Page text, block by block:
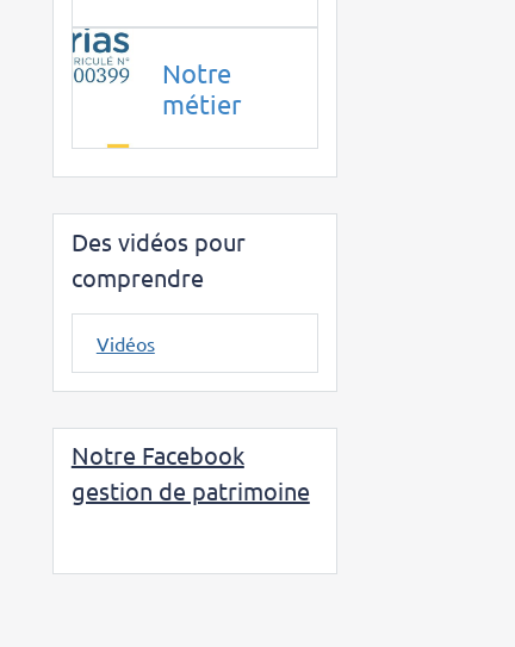
Notre
métier
Des vidéos pour
comprendre
Vidéos
Notre Facebook
gestion de patrimoine